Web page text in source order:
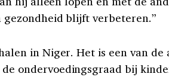
blijft verbeteren.”
in Niger. Het is een van
ondervoedingsgraad bij